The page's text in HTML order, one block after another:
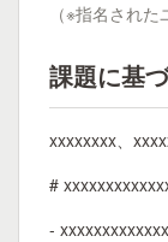
（※指名され
課題に基
xxxxxxxx、
#
-